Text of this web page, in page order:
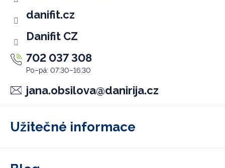
jana.obsilova@danirija.cz
702 037 308
Danifit CZ
danifit.cz
Užitečné informace